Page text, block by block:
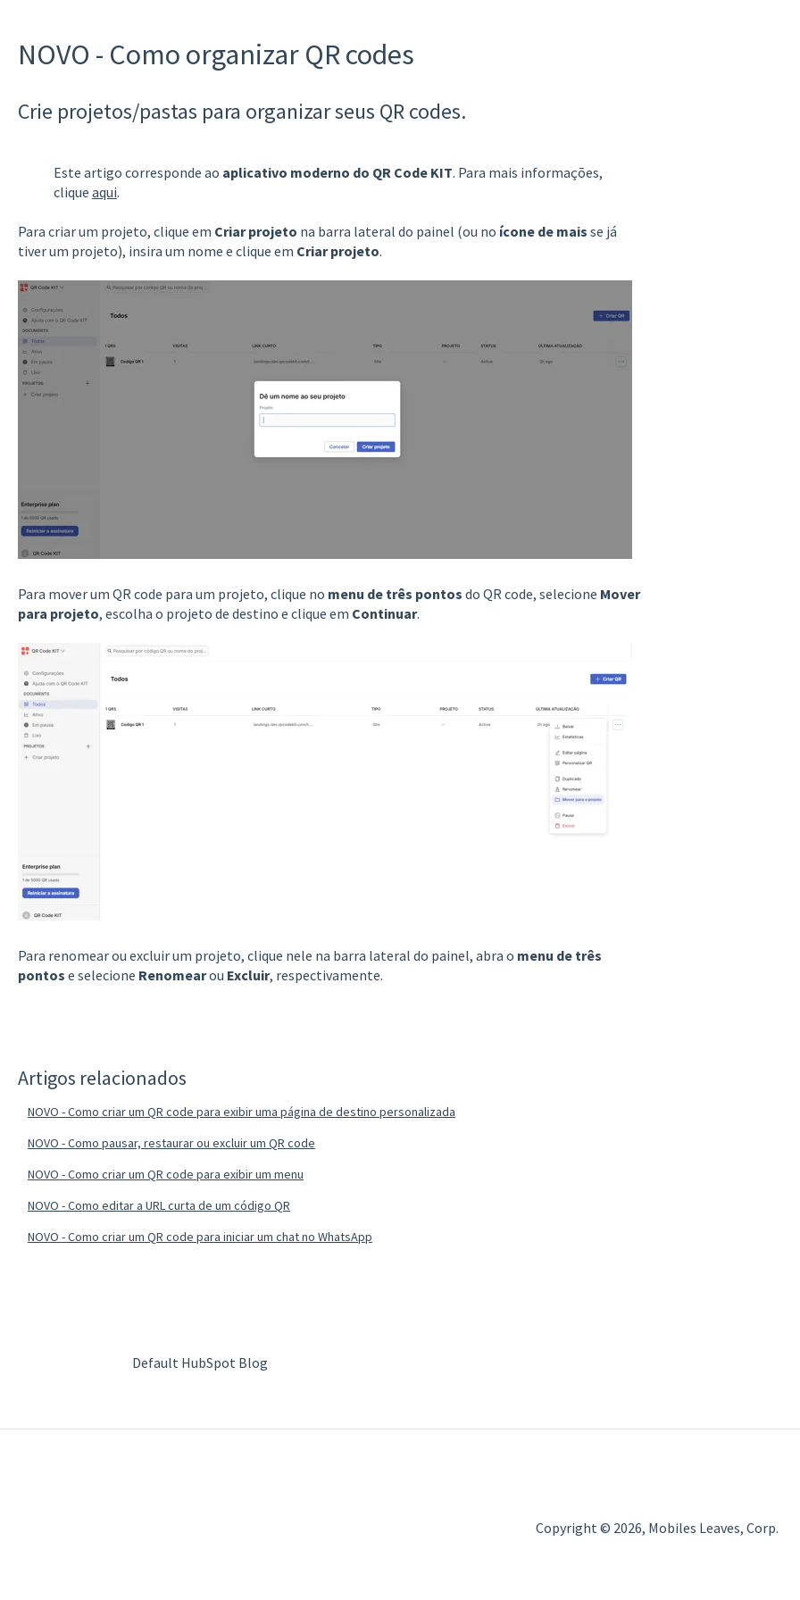
NOVO - Como organizar QR codes
Crie projetos/pastas para organizar seus QR codes.
Este artigo corresponde ao aplicativo moderno do QR Code KIT. Para mais informações,
clique aqui.
Para criar um projeto, clique em Criar projeto na barra lateral do painel (ou no ícone de mais se já
tiver um projeto), insira um nome e clique em Criar projeto.
Para mover um QR code para um projeto, clique no menu de três pontos do QR code, selecione Mover
para projeto, escolha o projeto de destino e clique em Continuar.
Para renomear ou excluir um projeto, clique nele na barra lateral do painel, abra o menu de três
pontos e selecione Renomearou Excluir, respectivamente.
Artigos relacionados
NOVO - Como criar um QR code para exibir uma página de destino personalizada
NOVO - Como pausar, restaurar ou excluir um QR code
NOVO - Como criar um QR code para exibir um menu
NOVO - Como editar a URL curta de um código QR
NOVO - Como criar um QR code para iniciar um chat no WhatsApp
Default HubSpot Blog
Copyright © 2026, Mobiles Leaves, Corp.